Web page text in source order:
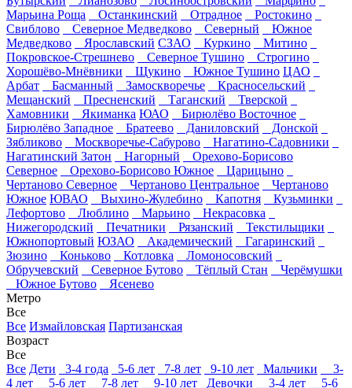
Марьина Роща
Останкинский Отрадное
Ростокино
Свиблово
Северное Медведково Северный
Южное
Медведково
Ярославский СЗАО Куркино
Митино
Покровское-Стрешнево
Северное Тушино
Строгино
Хорошёво-Мнёвники
Щукино Южное Тушино ЦАО
Арбат
Басманный Замоскворечье
Красносельский
Мещанский
Пресненский Таганский
Тверской
Хамовники
Якиманка ЮАО
Бирюлёво Восточное
Бирюлёво Западное
Братеево Даниловский
Донской
Зябликово
Москворечье-Сабурово
Нагатино-Садовники
Нагатинский Затон
Нагорный
Орехово-Борисово
Северное
Орехово-Борисово Южное
Царицыно
Чертаново Северное
Чертаново Центральное
Чертаново
Южное ЮВАО Выхино-Жулебино Капотня
Кузьминки
Лефортово
Люблино Марьино
Некрасовка
Нижегородский
Печатники Рязанский
Текстильщики
Южнопортовый ЮЗАО Академический
Гагаринский
Зюзино
Коньково Котловка
Ломоносовский
Обручевский
Северное Бутово Тёплый Стан
Черёмушки
Южное Бутово
Ясенево
Метро
Все
Все Измайловская Партизанская
Возраст
Все
Все Дети 3-4 года 5-6 лет 7-8 лет 9-10 лет Мальчики
3-
4 лет
5-6 лет 7-8 лет 9-10 лет Девочки 3-4 лет
5-6